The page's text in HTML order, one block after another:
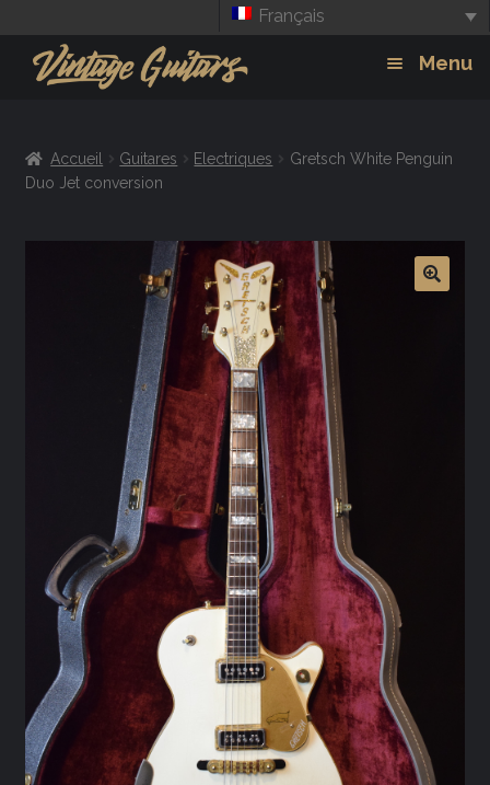
Français
Menu
Amplis
Accueil Guitares Electriques
Gretsch White Penguin
Duo Jet conversion